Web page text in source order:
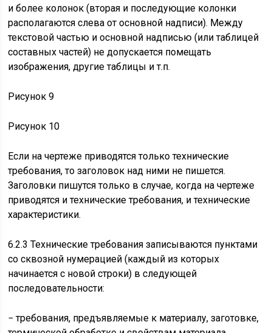
и более колонок (вторая и последующие колонки
располагаются слева от основной надписи). Между
текстовой частью и основной надписью (или таблицей
составных частей) не допускается помещать
изображения, другие таблицы и т.п.
Рисунок 9
Рисунок 10
Если на чертеже приводятся только технические
требования, то заголовок над ними не пишется.
Заголовки пишутся только в случае, когда на чертеже
приводятся и технические требования, и технические
характеристики.
6.2.3 Технические требования записываются пунктами
со сквозной нумерацией (каждый из которых
начинается с новой строки) в следующей
последовательности:
− требования, предъявляемые к материалу, заготовке,